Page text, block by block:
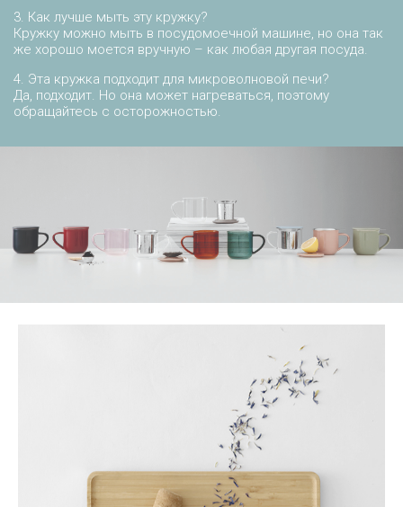
3. Как лучше мыть эту кружку?
Кружку можно мыть в посудомоечной машине, но она так
же хорошо моется вручную – как любая другая посуда.
4. Эта кружка подходит для микроволновой печи?
Да, подходит. Но она может нагреваться, поэтому
обращайтесь с осторожностью.